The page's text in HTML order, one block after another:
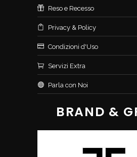
Reso e Recesso
Privacy & Policy
Condizioni d'Uso
Servizi Extra
Parla con Noi
BRAND &